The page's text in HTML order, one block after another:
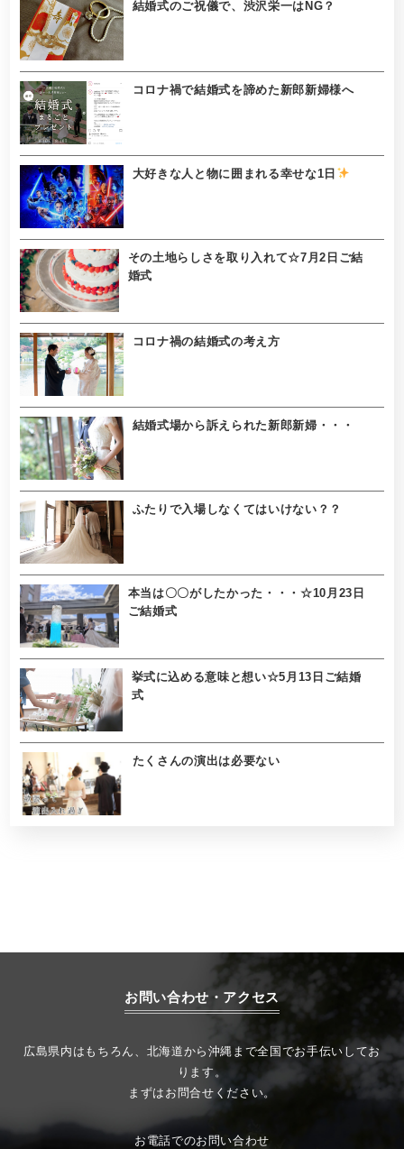
結婚式のご祝儀で、渋沢栄一はNG？
コロナ禍で結婚式を諦めた新郎新婦様へ
大好きな人と物に囲まれる幸せな1日
その土地らしさを取り入れて☆7月2日ご結
婚式
コロナ禍の結婚式の考え方
結婚式場から訴えられた新郎新婦・・・
ふたりで入場しなくてはいけない？？
本当は〇〇がしたかった・・・☆10月23日
ご結婚式
挙式に込める意味と想い☆5月13日ご結婚
式
たくさんの演出は必要ない
お問い合わせ・アクセス
広島県内はもちろん、北海道から沖縄まで全国でお手伝いしてお
ります。
まずはお問合せください。
お電話でのお問い合わせ